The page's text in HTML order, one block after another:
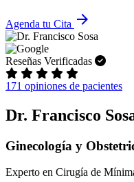
Agenda tu Cita arrow_forward
Reseñas Verificadas
171 opiniones de pacientes
Dr. Francisco
Ginecología y
Experto en Cirugía de